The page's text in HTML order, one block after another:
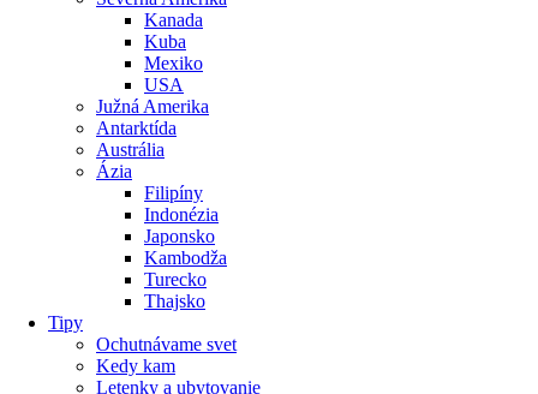
Kanada
Kuba
Mexiko
USA
Južná Amerika
Antarktída
Austrália
Ázia
Filipíny
Indonézia
Japonsko
Kambodža
Turecko
Thajsko
Tipy
Ochutnávame svet
Kedy kam
Letenky a ubytovanie